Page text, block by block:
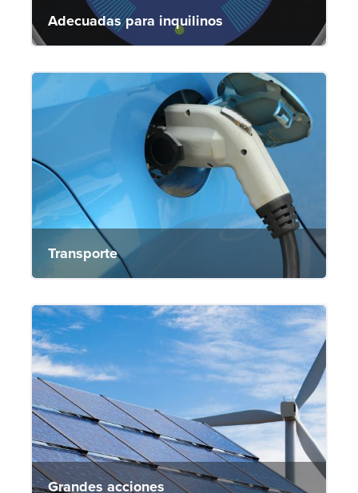
Adecuadas para inquilinos
Transporte
Grandes acciones